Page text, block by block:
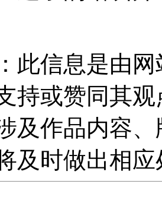
此信息是由
持或赞同其
及作品内容
及时做出相